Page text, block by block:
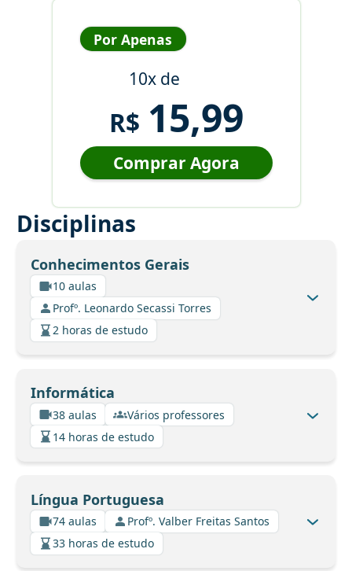
Por Apenas
10x de
R$ 15,99
Comprar Agora
Disciplinas
Conhecimentos Gerais
10 aulas
Profº. Leonardo Secassi Torres
2 horas de estudo
Informática
38 aulas
Vários professores
14 horas de estudo
Língua Portuguesa
74 aulas
Profº. Valber Freitas Santos
33 horas de estudo